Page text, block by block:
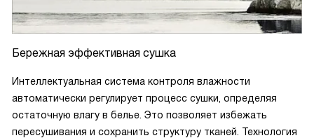
Бережная эффективная сушка
Интеллектуальная система контроля влажности
автоматически регулирует процесс сушки, определяя
остаточную влагу в белье. Это позволяет избежать
пересушивания и сохранить структуру тканей. Технология